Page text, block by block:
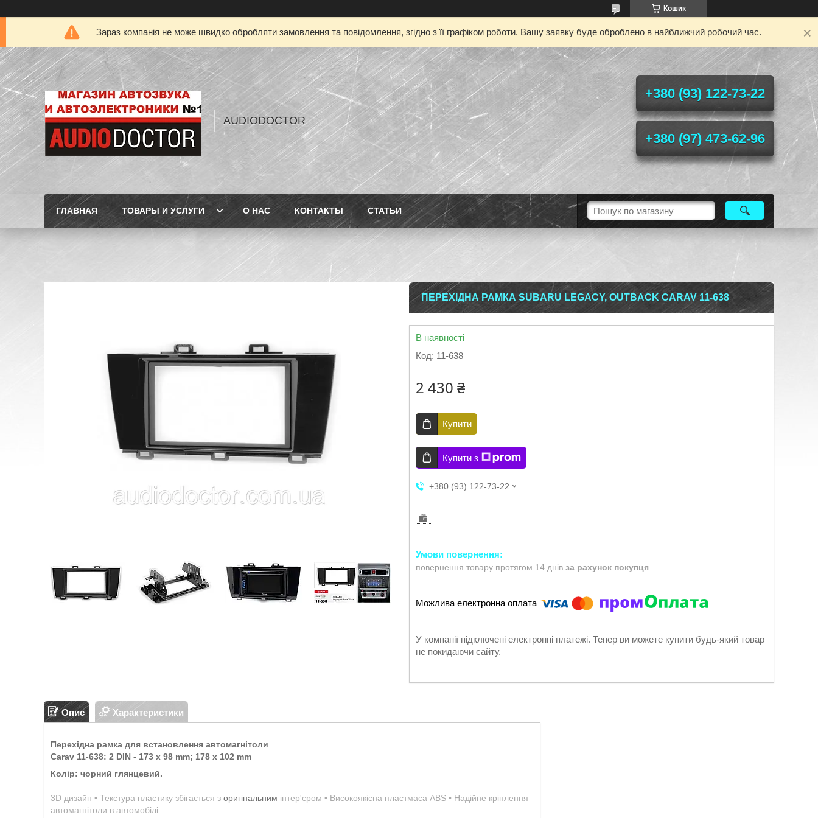
Кошик
Зараз компанія не може швидко обробляти замовлення та повідомлення, згідно з її графіком роботи. Вашу заявку буде оброблено в найближчий робочий час.
AUDIODOCTOR
+380 (93) 122-73-22
+380 (97) 473-62-96
ГЛАВНАЯ ТОВАРЫ И УСЛУГИ О НАС КОНТАКТЫ СТАТЬИ
ПЕРЕХІДНА РАМКА SUBARU LEGACY, OUTBACK CARAV 11-638
В наявності
Код: 11-638
2 430 ₴
Купити
Купити з
+380 (93) 122-73-22
повернення товару протягом 14 днів за рахунок покупця
У компанії підключені електронні платежі. Тепер ви можете купити будь-який товар
не покидаючи сайту.
Опис Характеристики
Перехідна рамка для встановлення автомагнітоли
Carav 11-638: 2 DIN - 173 x 98 mm; 178 x 102 mm
Колір: чорний глянцевий.
3D дизайн • Текстура пластику збігається з оригінальним інтер'єром • Високоякісна пластмаса ABS • Надійне кріплення
автомагнітоли в автомобілі